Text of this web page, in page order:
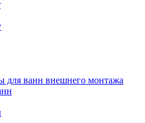
для ванн внешнего монтажа